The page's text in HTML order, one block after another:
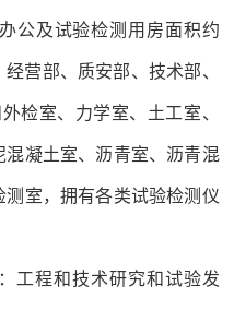
公及试验检测用房面积约
营部、质安部、技术部、
检室、力学室、土工室、
凝土室、沥青室、沥青混
室，拥有各类试验检测仪
工程和技术研究和试验发